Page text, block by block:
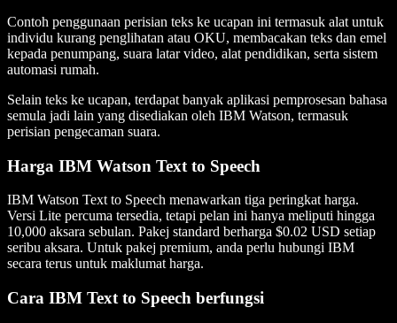
Contoh penggunaan perisian teks ke ucapan ini termasuk alat untuk
individu kurang penglihatan atau OKU, membacakan teks dan emel
kepada penumpang, suara latar video, alat pendidikan, serta sistem
automasi rumah.
Selain teks ke ucapan, terdapat banyak aplikasi pemprosesan bahasa
semula jadi lain yang disediakan oleh IBM Watson, termasuk
perisian pengecaman suara.
Harga IBM Watson Text to Speech
IBM Watson Text to Speech menawarkan tiga peringkat harga.
Versi Lite percuma tersedia, tetapi pelan ini hanya meliputi hingga
10,000 aksara sebulan. Pakej standard berharga $0.02 USD setiap
seribu aksara. Untuk pakej premium, anda perlu hubungi IBM
secara terus untuk maklumat harga.
Cara IBM Text to Speech berfungsi